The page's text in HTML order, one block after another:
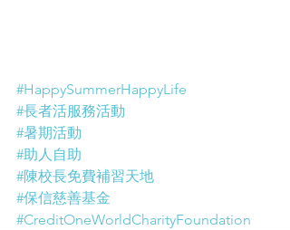
#HappySummerHappyLife
#長者活服務活動
#暑期活動
#助人自助
#陳校長免費補習天地
#保信慈善基金
#CreditOneWorldCharityFoundation